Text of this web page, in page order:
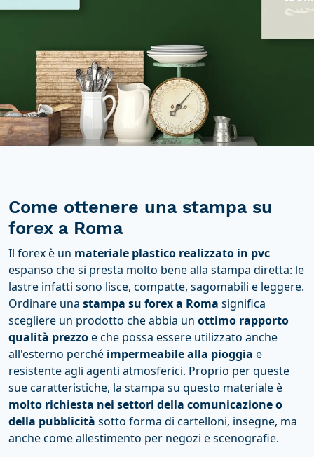
Come ottenere una stampa su
forex a Roma
Il forex è un materiale plastico realizzato in pvc
espanso che si presta molto bene alla stampa diretta: le
lastre infatti sono lisce, compatte, sagomabili e leggere.
Ordinare una stampa su forex a Roma significa
scegliere un prodotto che abbia un ottimo rapporto
qualità prezzoe che possa essere utilizzato anche
all'esterno perché impermeabile alla pioggia e
resistente agli agenti atmosferici. Proprio per queste
sue caratteristiche, la stampa su questo materiale è
molto richiesta nei settori della comunicazione o
della pubblicità sotto forma di cartelloni, insegne, ma
anche come allestimento per negozi e scenografie.